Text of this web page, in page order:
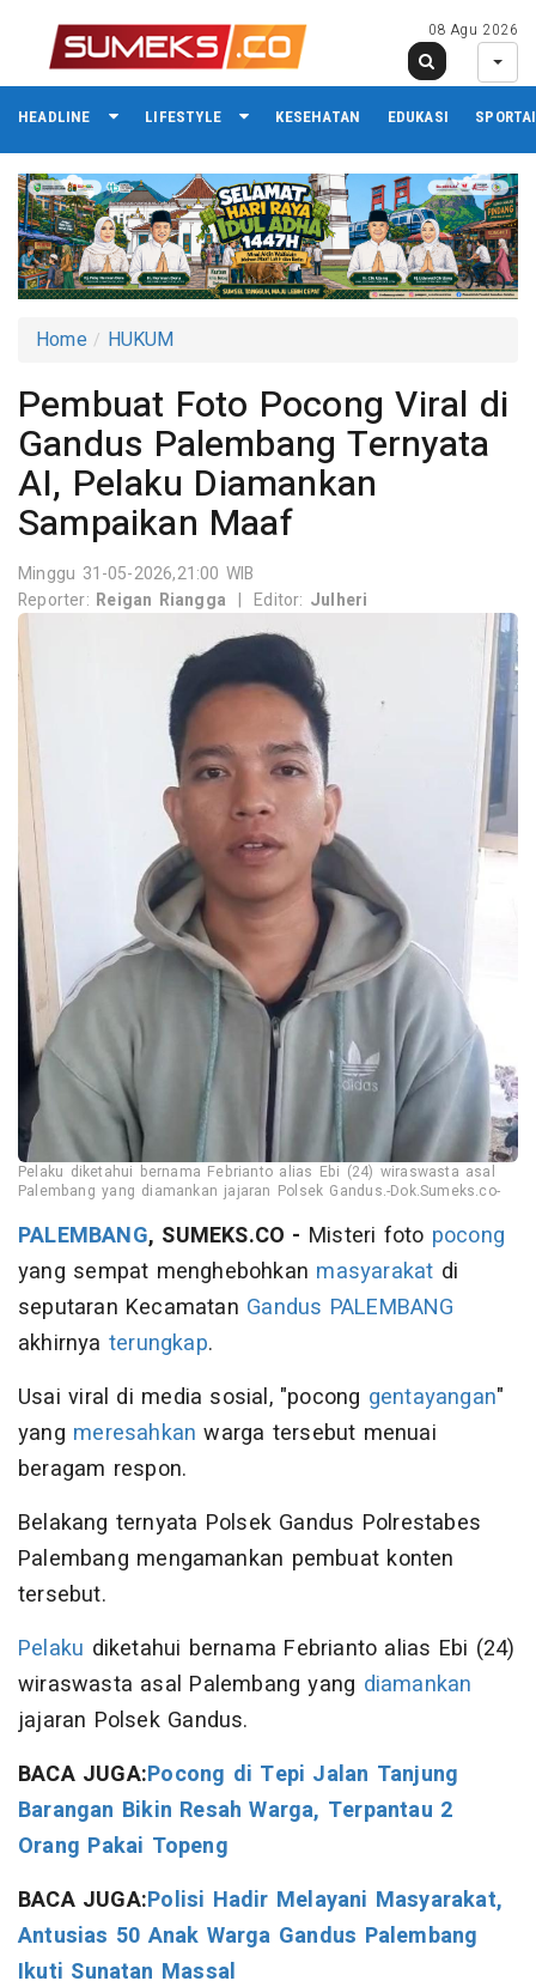
08 Agu 2026
HEADLINE LIFESTYLE KESEHATAN EDUKASI
Home HUKUM
Pembuat Foto Pocong Viral di
Gandus Palembang Ternyata
AI, Pelaku Diamankan
Sampaikan Maaf
Minggu 31-05-2026,21:00 WIB
Reporter: Reigan Riangga | Editor: Julheri
Pelaku diketahui bernama Febrianto alias Ebi (24) wiraswasta asal
Palembang yang diamankan jajaran Polsek Gandus.-Dok.Sumeks.co-
PALEMBANG, SUMEKS.CO - Misteri foto pocong
yang sempat menghebohkan masyarakat di
seputaran Kecamatan Gandus PALEMBANG
akhirnya terungkap.
Usai viral di media sosial, "pocong gentayangan"
yang meresahkan warga tersebut menuai
beragam respon.
Belakang ternyata Polsek Gandus Polrestabes
Palembang mengamankan pembuat konten
tersebut.
Pelaku diketahui bernama Febrianto alias Ebi (24)
wiraswasta asal Palembang yang diamankan
jajaran Polsek Gandus.
BACA JUGA:Pocong di Tepi Jalan Tanjung
Barangan Bikin Resah Warga, Terpantau 2
Orang Pakai Topeng
BACA JUGA:Polisi Hadir Melayani Masyarakat,
Antusias 50 Anak Warga Gandus Palembang
Ikuti Sunatan Massal